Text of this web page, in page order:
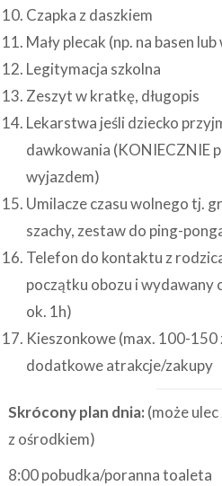
Czapka z daszkiem
Mały plecak (np. na basen
Legitymacja szkolna
Zeszyt w kratkę, długopis
Lekarstwa jeśli dziecko
dawkowania (KONIECZNIE
wyjazdem)
Umilacze czasu wolnego tj.
szachy, zestaw do ping-
Telefon do kontaktu z
początku obozu i wydawany
ok. 1h)
Kieszonkowe (max. 100-150
dodatkowe atrakcje/zakupy
Skrócony plan dnia: (może
z ośrodkiem)
8:00 pobudka/poranna toaleta